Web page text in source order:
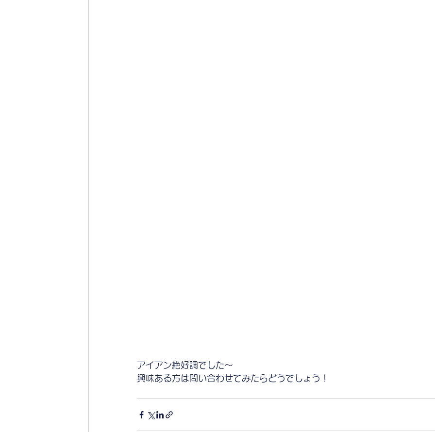
アイアン絶好調でした〜
興味ある方は問い合わせてみたらどうでしょう！